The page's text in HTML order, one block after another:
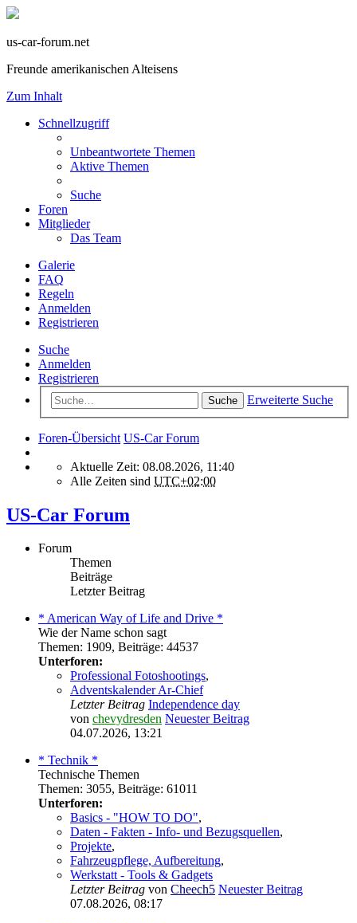
us-car-forum.net
Freunde amerikanischen Alteisens
Zum Inhalt
Schnellzugriff
Unbeantwortete Themen
Aktive Themen
Suche
Foren
Mitglieder
Das Team
Galerie
FAQ
Regeln
Anmelden
Registrieren
Suche
Anmelden
Registrieren
Suche Erweiterte Suche
Foren-Übersicht US-Car Forum
Aktuelle Zeit: 08.08.2026, 11:40
Alle Zeiten sind UTC+02:00
US-Car Forum
Forum
Themen
Beiträge
Letzter Beitrag
* American Way of Life and Drive *
Wie der Name schon sagt
Themen: 1909, Beiträge: 44537
Unterforen:
Professional Fotoshootings,
Adventskalender Ar-Chief
Letzter Beitrag Independence day
von chevydresden Neuester Beitrag
04.07.2026, 13:21
* Technik *
Technische Themen
Themen: 3055, Beiträge: 61011
Unterforen:
Basics - "HOW TO DO",
Daten - Fakten - Info- und Bezugsquellen,
Projekte,
Fahrzeugpflege, Aufbereitung,
Werkstatt - Tools & Gadgets
Letzter Beitrag von Cheech5 Neuester Beitrag
07.08.2026, 08:17